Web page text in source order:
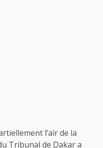
l’air de la
Tribunal de Dakar a